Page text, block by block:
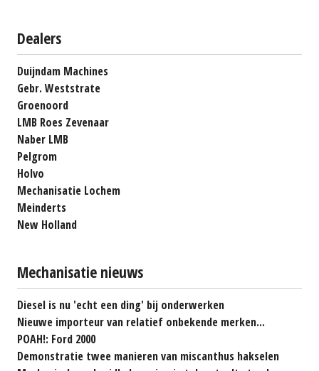
Dealers
Duijndam Machines
Gebr. Weststrate
Groenoord
LMB Roes Zevenaar
Naber LMB
Pelgrom
Holvo
Mechanisatie Lochem
Meinderts
New Holland
Mechanisatie nieuws
Diesel is nu 'echt een ding' bij onderwerken
Nieuwe importeur van relatief onbekende merken...
POAH!: Ford 2000
Demonstratie twee manieren van miscanthus hakselen